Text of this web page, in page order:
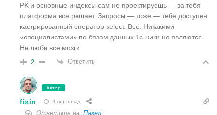
PK и основные индексы сам не проектируешь — за тебя
платформа все решает. Запросы — тоже — тебе доступен
кастрированный оператор select. Всё. Никакими
«специалистами» по бпзам данных 1с-ники не являются.
Не люби все мозги
2 Ответить
Автор
fixin 4 лет назад
Ответить на Павел